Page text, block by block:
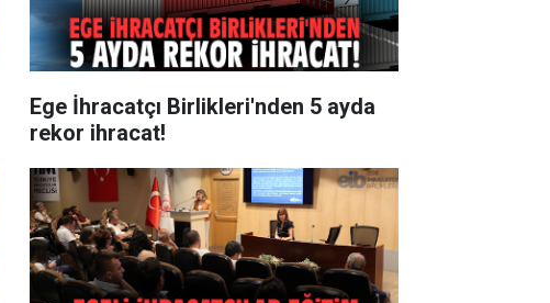
Ege İhracatçı Birlikleri'nden 5 ayda
rekor ihracat!